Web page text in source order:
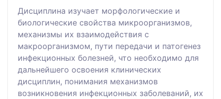
Дисциплина изучает морфологические и
биологические свойства микроорганизмов,
механизмы их взаимодействия с
макроорганизмом, пути передачи и патогенез
инфекционных болезней, что необходимо для
дальнейшего освоения клинических
дисциплин, понимания механизмов
возникновения инфекционных заболеваний, их